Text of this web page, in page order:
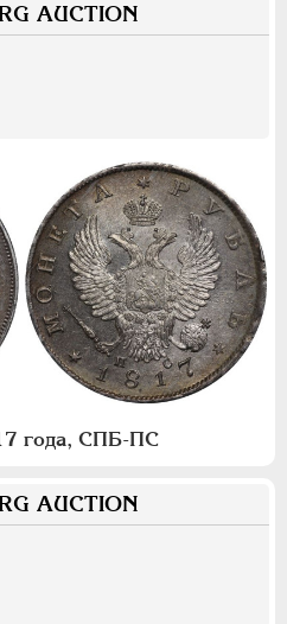
AUCTION
года, СПБ-ПС
AUCTION